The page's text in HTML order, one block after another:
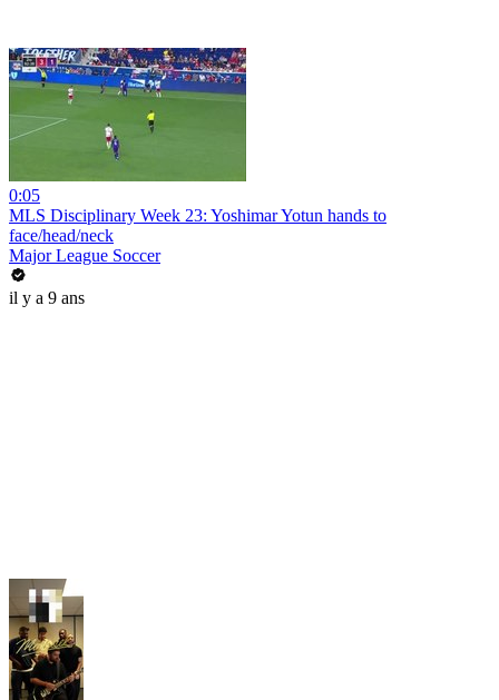
0:05
MLS Disciplinary Week 23: Yoshimar Yotun hands to
face/head/neck
Major League Soccer
il y a 9 ans